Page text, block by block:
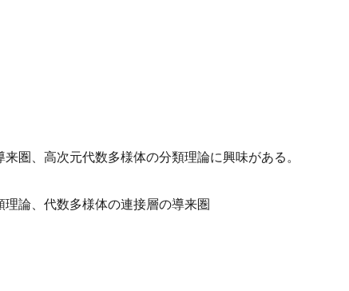
圏、高次元代数多様体の分類理論に興味がある。
論、代数多様体の連接層の導来圏